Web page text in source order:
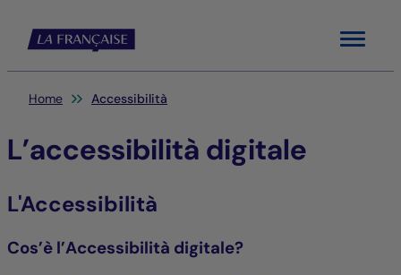
Menu
Sei qui:
Home Accessibilità
L’accessibilità digitale
L'Accessibilità
Cos’è l’Accessibilità digitale?